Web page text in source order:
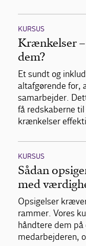
KURSUS
Krænkelser
dem?
Et sundt og
altafgørende for,
samarbejder.
få redskaberne
krænkelser
KURSUS
Sådan
med
Opsigelser
rammer. Vores
håndtere dem
medarbejderen,